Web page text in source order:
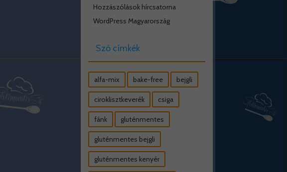
Hozzászólások hírcsatorna
WordPress Magyarország
Szó címkék
alfa-mix bake-free bejgli
ciroklisztkeverék csiga
fánk gluténmentes
gluténmentes bejgli
gluténmentes kenyér